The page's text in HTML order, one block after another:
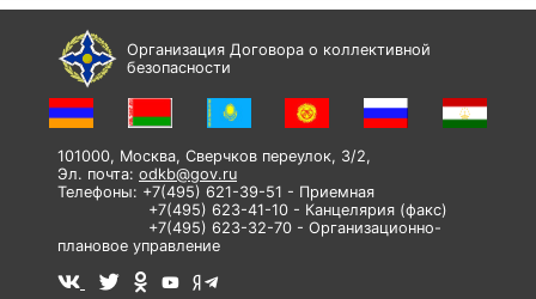
Организация Договора о коллективной
безопасности
101000, Москва, Сверчков переулок, 3/2,
Эл. почта: odkb@gov.ru
Телефоны: +7(495) 621-39-51 - Приемная
+7(495) 623-41-10 - Канцелярия (факс)
+7(495) 623-32-70 - Организационно-
плановое управление